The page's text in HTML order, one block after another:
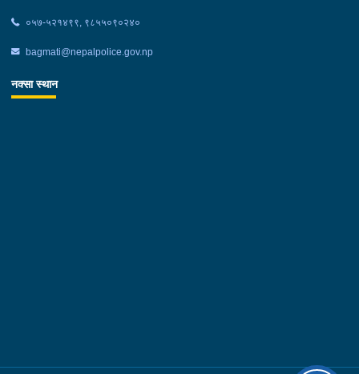
०५७-५२१४९९, ९८५५०९०२४०
bagmati@nepalpolice.gov.np
नक्सा स्थान